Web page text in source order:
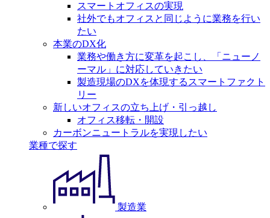
スマートオフィスの実現
社外でもオフィスと同じように業務を行い
たい
本業のDX化
業務や働き方に変革を起こし、「ニューノ
ーマル」に対応していきたい
製造現場のDXを体現するスマートファクト
リー
新しいオフィスの立ち上げ・引っ越し
オフィス移転・開設
カーボンニュートラルを実現したい
業種で探す
製造業